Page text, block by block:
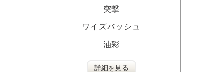
突撃
ワイズバッシュ
油彩
詳細を見る